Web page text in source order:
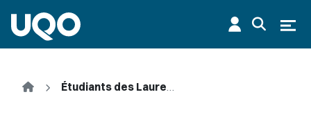
Accueil Étudiants des Laurentides : Le TACL des Laurentides vous invite à participer à un sondage